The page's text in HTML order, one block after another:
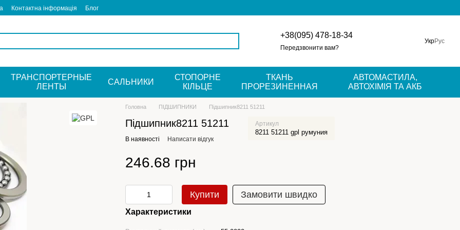
Контактна інформація Блог
+38(095) 478-18-34
Передзвонити вам?
УкрРус
ТРАНСПОРТЕРНЫЕ
ЛЕНТЫ
САЛЬНИКИ
СТОПОРНЕ
КIЛЬЦЕ
ТКАНЬ
ПРОРЕЗИНЕННАЯ
АВТОМАСТИЛА,
АВТОХІМІЯ ТА АКБ
Головна ПІДШИПНИКИ Підшипник8211 51211
Підшипник8211 51211 Артикул
8211 51211 gpl румуния
В наявності Написати відгук
246.68 грн
Купити Замовити швидко
Характеристики